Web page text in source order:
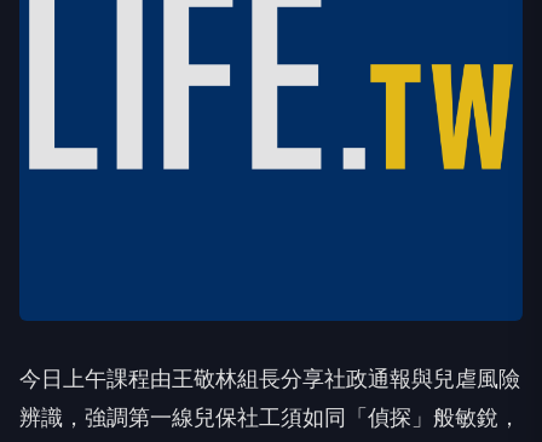
今日上午課程由王敬林組長分享社政通報與兒虐風險
辨識，強調第一線兒保社工須如同「偵探」般敏銳，